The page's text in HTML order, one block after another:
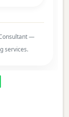
—
services.